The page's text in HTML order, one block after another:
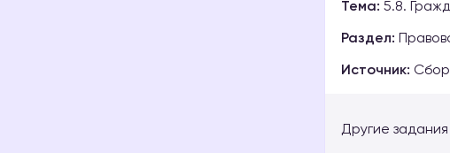
Тема: 5.8.
Раздел:
Источник:
Другие